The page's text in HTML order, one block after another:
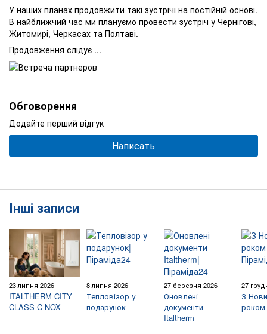
У наших планах продовжити такі зустрічі на постійній основі.
В найближчий час ми плануємо провести зустріч у Чернігові,
Житомирі, Черкасах та Полтаві.
Продовження слідує ...
Обговорення
Додайте перший відгук
Написать
Інші записи
23 липня 2026
ITALTHERM CITY
CLASS C NOX
8 липня 2026
Тепловізор у
подарунок
27 березня 2026
Оновлені
документи
Italtherm
27
З
роком